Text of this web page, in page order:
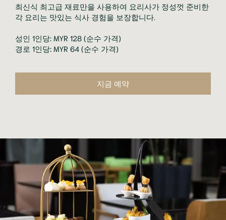
최신식 최고급 재료만을 사용하여 요리사가 정성껏 준비한
각 요리는 맛있는 식사 경험을 보장합니다.
성인 1인당: MYR 128 (순수 가격)
경로 1인당: MYR 64 (순수 가격)
지금 예약